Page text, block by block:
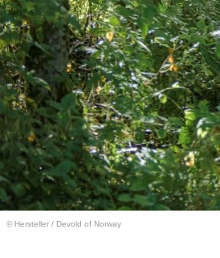
© Hersteller / Devold of Norway